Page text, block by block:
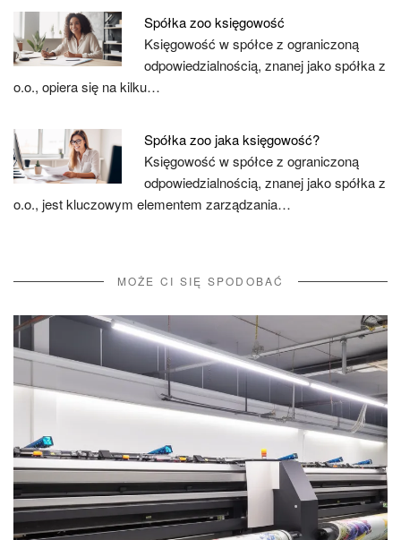
Spółka zoo księgowość
Księgowość w spółce z ograniczoną
odpowiedzialnością, znanej jako spółka z
o.o., opiera się na kilku…
Spółka zoo jaka księgowość?
Księgowość w spółce z ograniczoną
odpowiedzialnością, znanej jako spółka z
o.o., jest kluczowym elementem zarządzania…
MOŻE CI SIĘ SPODOBAĆ